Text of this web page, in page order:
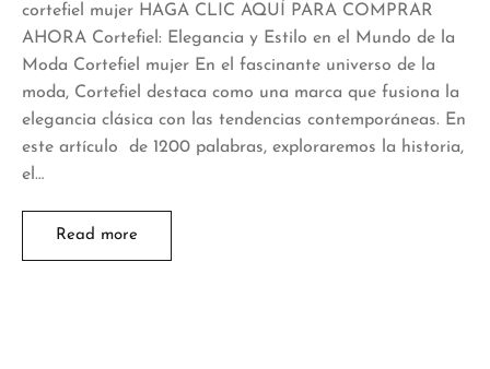
cortefiel mujer HAGA CLIC AQUÍ PARA COMPRAR
AHORA Cortefiel: Elegancia y Estilo en el Mundo de la
Moda Cortefiel mujer En el fascinante universo de la
moda, Cortefiel destaca como una marca que fusiona la
elegancia clásica con las tendencias contemporáneas. En
este artículo de 1200 palabras, exploraremos la historia,
el…
Read more